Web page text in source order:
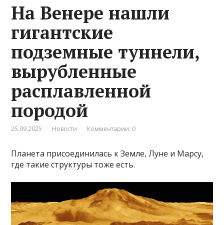
На Венере нашли
гигантские
подземные туннели,
вырубленные
расплавленной
породой
25.09.2025 Новости Комментарии: 0
Планета присоединилась к Земле, Луне и Марсу,
где такие структуры тоже есть.